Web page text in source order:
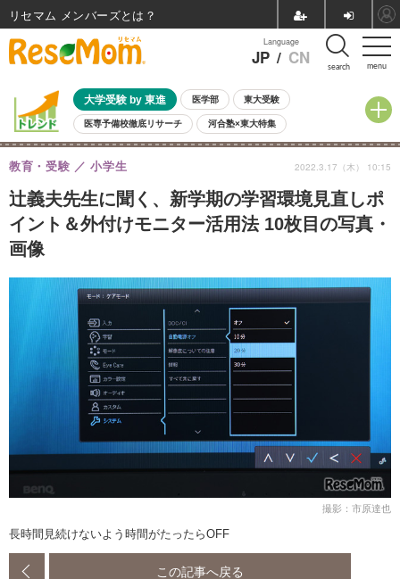
menu
Language
JP / CN search
大学受験 by 東進 医学部 東大受験
医専予備校徹底リサーチ 河合塾×東大特集
親子で考える大学選び 高校受験 中学受験 小学校受験
共通テスト 夏休み
8月開催イベント・WS 全国公立高校 過去問 人気記事
自由研究教材（小学生向け） 自由研究教材（中学生向け） ランキング
辻義夫先生に聞く、新学期の学習環境見直しポ
イント＆外付けモニター活用法 10枚目の写真・
画像
教育・受験 小学生 2022.3.17（木） 10:15
撮影：市原達也
長時間見続けないよう時間がたったらOFF
この記事へ戻る
リセマム メンバーズ